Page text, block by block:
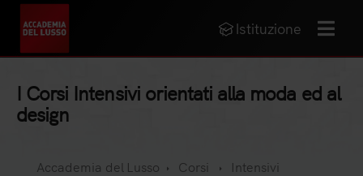
MENU
Istituzione
I Corsi Intensivi orientati alla moda ed al
design
Accademia del Lusso Corsi Intensivi